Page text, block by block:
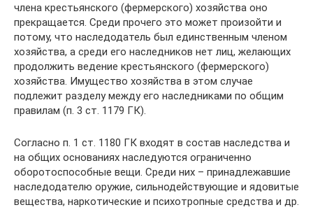
члена крестьянского (фермерского) хозяйства оно
прекращается. Среди прочего это может произойти и
потому, что наследодатель был единственным членом
хозяйства, а среди его наследников нет лиц, желающих
продолжить ведение крестьянского (фермерского)
хозяйства. Имущество хозяйства в этом случае
подлежит разделу между его наследниками по общим
правилам (п. 3 ст. 1179 ГК).
Согласно п. 1 ст. 1180 ГК входят в состав наследства и
на общих основаниях наследуются ограниченно
оборотоспособные вещи. Среди них – принадлежавшие
наследодателю оружие, сильнодействующие и ядовитые
вещества, наркотические и психотропные средства и др.